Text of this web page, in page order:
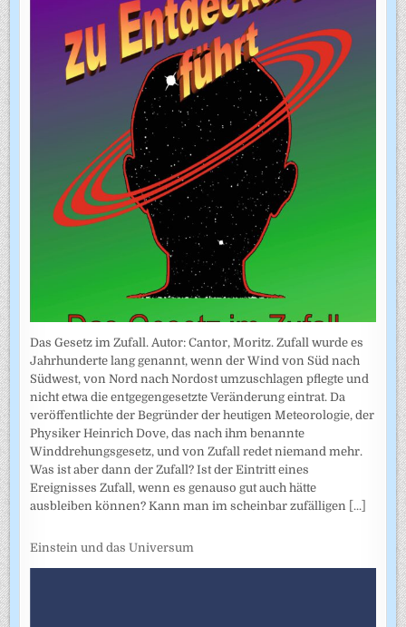
Das Gesetz im Zufall. Autor: Cantor, Moritz. Zufall wurde es
Jahrhunderte lang genannt, wenn der Wind von Süd nach
Südwest, von Nord nach Nordost umzuschlagen pflegte und
nicht etwa die entgegengesetzte Veränderung eintrat. Da
veröffentlichte der Begründer der heutigen Meteorologie, der
Physiker Heinrich Dove, das nach ihm benannte
Winddrehungsgesetz, und von Zufall redet niemand mehr.
Was ist aber dann der Zufall? Ist der Eintritt eines
Ereignisses Zufall, wenn es genauso gut auch hätte
ausbleiben können? Kann man im scheinbar zufälligen [...]
Einstein und das Universum